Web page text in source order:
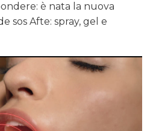
è nata la nuova
sos Afte: spray, gel e